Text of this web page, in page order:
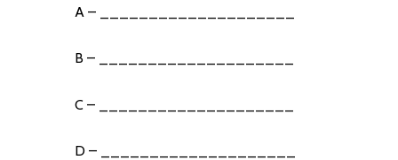
A – ____________________
B – ____________________
C – ____________________
D – ____________________